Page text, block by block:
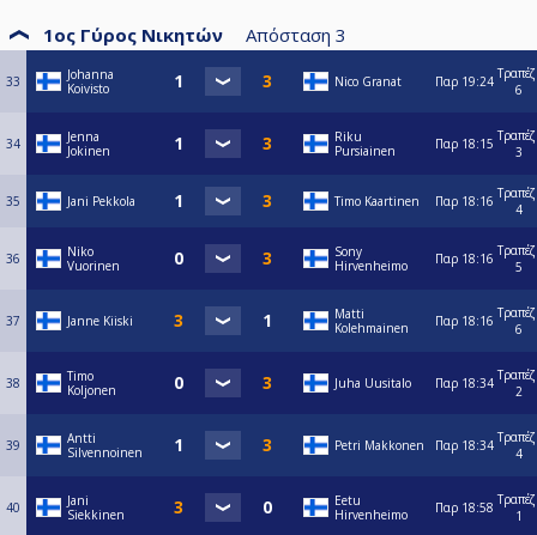
1ος Γύρος Νικητών Απόσταση 3
33
Johanna
Koivisto
Nico Granat Παρ 19:24
6
34
Jenna
Jokinen
Riku
Pursiainen
Παρ 18:15
3
35 Jani Pekkola Timo Kaartinen Παρ 18:16
4
36
Niko
Vuorinen
Sony
Hirvenheimo
Παρ 18:16
5
37 Janne Kiiski
Matti
Kolehmainen
Παρ 18:16
6
38
Timo
Koljonen
Juha Uusitalo Παρ 18:34
2
39
Antti
Silvennoinen
Petri Makkonen Παρ 18:34
4
40
Jani
Siekkinen
Eetu
Hirvenheimo
Παρ 18:58
1